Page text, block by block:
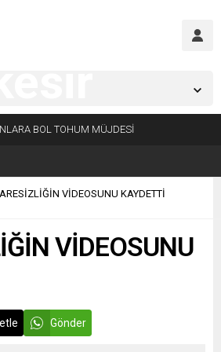
BOL TOHUM MÜJDESİ
VİDEOSUNU KAYDETTİ
VİDEOSUNU
Gönder